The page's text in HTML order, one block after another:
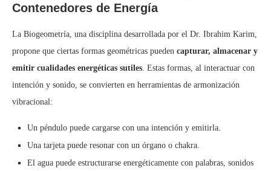
Contenedores de Energía
La Biogeometría, una disciplina desarrollada por el Dr. Ibrahim Karim,
propone que ciertas formas geométricas pueden capturar, almacenar y
emitir cualidades energéticas sutiles . Estas formas, al interactuar con
intención y sonido, se convierten en herramientas de armonización
vibracional:
Un péndulo puede cargarse con una intención y emitirla.
Una tarjeta puede resonar con un órgano o chakra.
El agua puede estructurarse energéticamente con palabras, sonidos